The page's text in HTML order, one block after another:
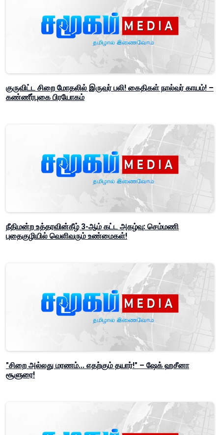
குருவிட்ட சிறை மோதலில் இருவர் பலி! கைதிகள் நால்வர் காயம்! –
கண்ணீர்புகை பிரயோகம்
நீதிமன்ற உத்தரவின்கீழ் 3-ஆம் கட்ட அகழ்வு: செம்மணி
புதைகுழியில் வெளிவரும் உண்மைகள்!
"சிறை அல்லது மரணம்... எதற்கும் தயார்!" – ஷேக் ஹசீனா
சூளுரை!